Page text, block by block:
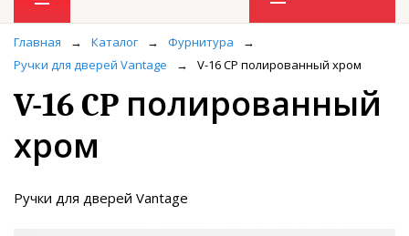
Промо товары
Главная → Каталог → Фурнитура
→
Ручки для дверей Vantage
→ V-16 CP полированный хром
V-16 CP полированный
хром
Ручки для дверей Vantage